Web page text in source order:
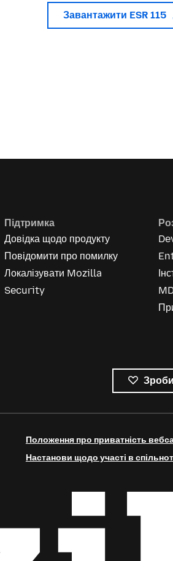
Завантажити ESR 115
Підтримка
Довідка щодо продукту
Повідомити про помилку
Локалізувати Mozilla
Security
Положення про приватність
Настанови щодо участі в